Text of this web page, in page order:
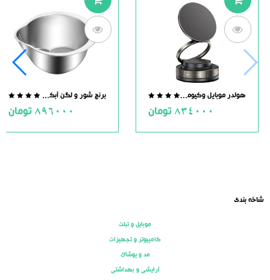
out
هولدر موبایل وکیومی مگنت دار
834000 تومان
برنج شور و لگن آبکش دار استیل
896000 تومان
شاخه بندی
موبایل و تبلت
کامپیوتر و تجهیزات
مد و پوشاک
آرایشی و بهداشتی